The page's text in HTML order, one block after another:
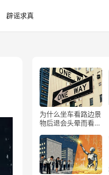
辟谣求真
为什么坐车看路边景
物后退会头晕而看前